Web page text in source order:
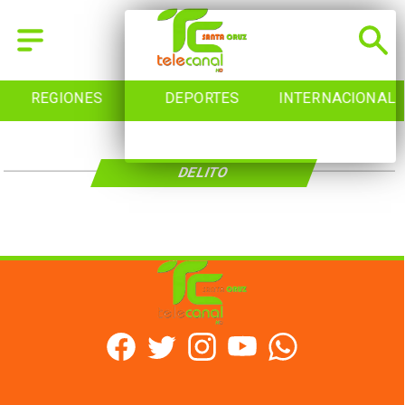
REGIONES DEPORTES INTERNACIONAL
DELITO